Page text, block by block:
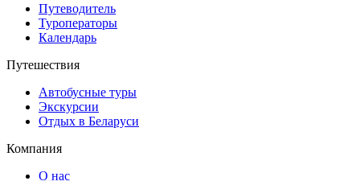
Путеводитель
Туроператоры
Календарь
Путешествия
Автобусные туры
Экскурсии
Отдых в Беларуси
Компания
О нас